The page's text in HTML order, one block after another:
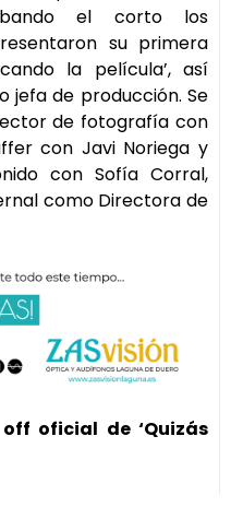
el corto los
su primera
la película’, así
jefa de producción. Se
de fotografía con
con Javi Noriega y
con Sofía Corral,
como Directora de
oficial de ‘Quizás